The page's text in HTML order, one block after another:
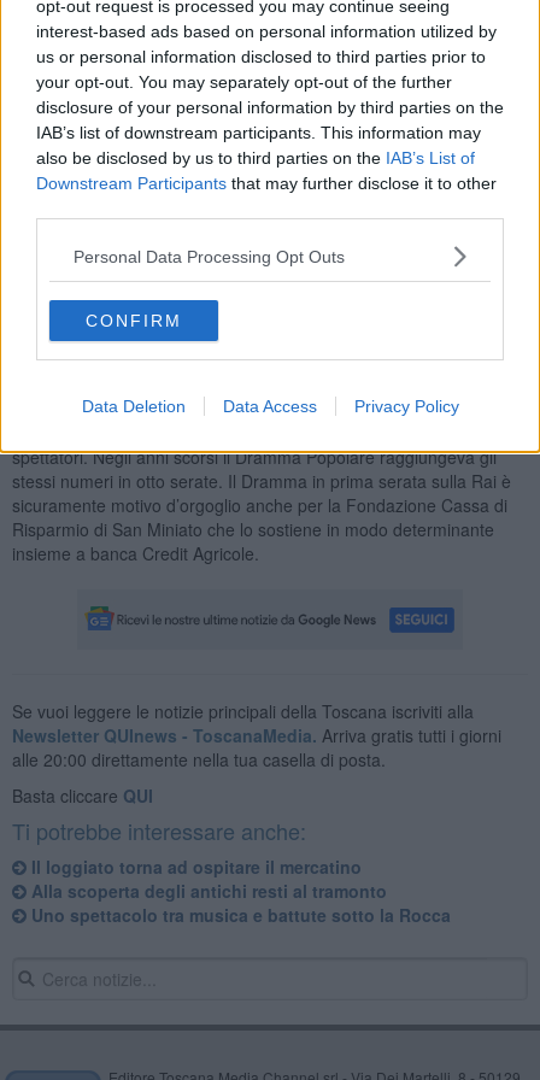
opt-out request is processed you may continue seeing
interest-based ads based on personal information utilized by
us or personal information disclosed to third parties prior to
your opt-out. You may separately opt-out of the further
disclosure of your personal information by third parties on the
IAB’s list of downstream participants. This information may
also be disclosed by us to third parties on the IAB’s List of
Downstream Participants that may further disclose it to other
Personal Data Processing Opt Outs
CONFIRM
Data Deletion Data Access Privacy Policy
Luca Zingarettilegge l’ultimo monologo composto dal grande
autore siciliano. Parole potenti, ironiche e attuali. Che toccano tutte
le corde delle questioni più spinose con cui l’uomo di ieri, come
quello di oggi, si confronta: il perdono, la paura del diverso, il senso
di colpa, il torto. La Festa del Teatro, quindi, porta il fiore
all’occhiello della cultura della città davanti agli occhi del Paese.
samminiatese e toscano con il Dramma Popolare,
guidato da
Marzio Gabbanini: "Per noi la realizzazione di questo spettacolo –
spiega Marzio Gabbanini – è stata un grande traguardo. Il
successo di pubblico e di critica hanno confermato il valore della
scelta fatta. Una scelta ragionata, frutto di studi ed
valore dell’operazione che tanto abbiamo voluto e, alla fine,
spettatori. Negli anni scorsi il Dramma Popolare raggiungeva gli
stessi numeri in otto serate. Il Dramma in prima serata sulla Rai è
sicuramente motivo d’orgoglio anche per la Fondazione Cassa di
Risparmio di San Miniato che lo sostiene in modo determinante
insieme a banca Credit Agricole.
Se vuoi leggere le notizie principali della Toscana iscriviti alla
Newsletter QUInews - ToscanaMedia. Arriva gratis tutti i giorni
alle 20:00 direttamente nella tua casella di posta.
Basta cliccare QUI
Ti potrebbe interessare anche:
Il loggiato torna ad ospitare il mercatino
Alla scoperta degli antichi resti al tramonto
Uno spettacolo tra musica e battute sotto la Rocca